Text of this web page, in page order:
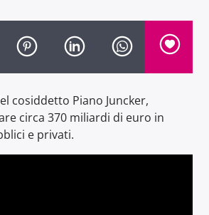
cosiddetto Piano Juncker,
circa 370 miliardi di euro in
e privati.